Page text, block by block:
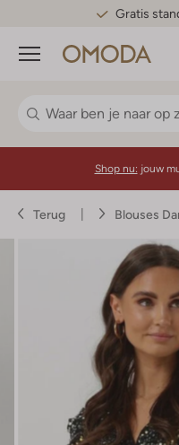
Gratis
Menu
Shop nu: jouw
Terug Blouses